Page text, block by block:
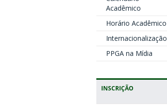
Acadêmico
Horário Acadêmico
Internacionalização
PPGA na Mídia
INSCRIÇÃO